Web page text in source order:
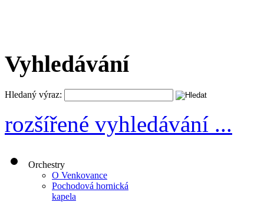
Vyhledávání
Hledaný výraz:
rozšířené vyhledávání ...
Orchestry
O Venkovance
Pochodová hornická
kapela